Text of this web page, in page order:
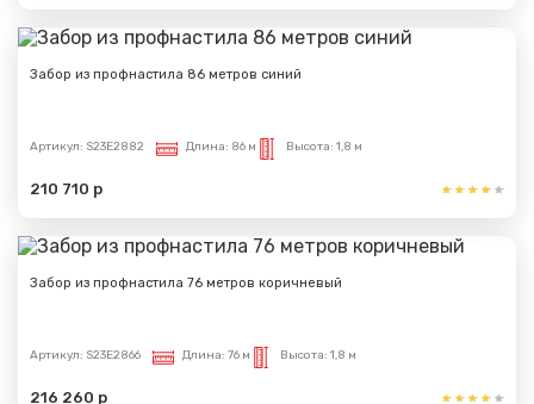
Забор из профнастила 86 метров синий
Артикул: S23E2882 Длина: 86 м Высота: 1,8 м
210 710 р
Забор из профнастила 76 метров коричневый
Артикул: S23E2866 Длина: 76 м Высота: 1,8 м
216 260 р
отправлено